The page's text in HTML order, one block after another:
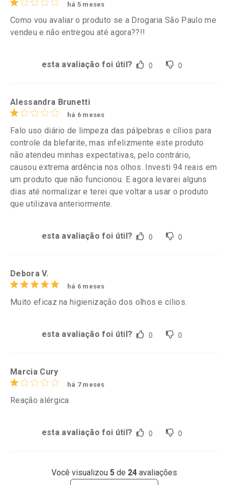
há 5 meses
Como vou avaliar o produto se a Drogaria São Paulo me
vendeu e não entregou até agora??!!
esta avaliação foi útil? 0 0
Alessandra Brunetti
há 6 meses
Falo uso diário de limpeza das pálpebras e cílios para
controle da blefarite, mas infelizmente este produto
não atendeu minhas expectativas, pelo contrário,
causou extrema ardência nos olhos. Investi 94 reais em
um produto que não funcionou. E agora levarei alguns
dias até normalizar e terei que voltar a usar o produto
que utilizava anteriormente.
esta avaliação foi útil? 0 0
Debora V.
há 6 meses
Muito eficaz na higienização dos olhos e cílios.
esta avaliação foi útil? 0 0
Marcia Cury
há 7 meses
Reação alérgica
esta avaliação foi útil? 0 0
Você visualizou 5de 24avaliações